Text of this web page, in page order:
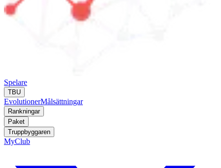
Spelare
TBU
EvolutionerMålsättningar
Rankningar
Paket
Truppbyggaren
MyClub